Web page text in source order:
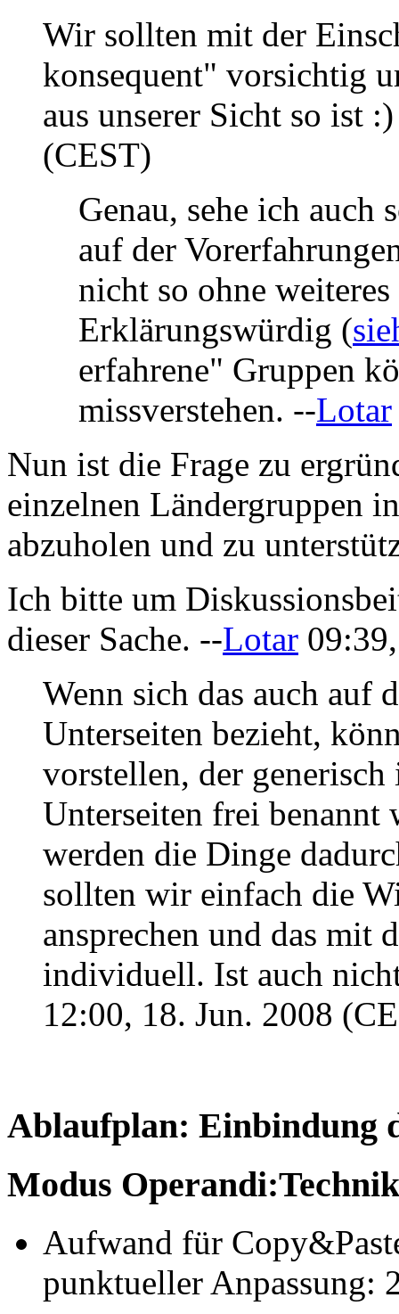
Wir sollten mit der
konsequent" vorsichtig
aus unserer Sicht so ist
(CEST)
Genau, sehe ich auch
auf der
nicht so ohne
Erklärungswürdig (
erfahrene" Gruppen
missverstehen. --Lotar
Nun ist die Frage zu
einzelnen Ländergruppen
abzuholen und zu
Ich bitte um
dieser Sache. --Lotar
Wenn sich das auch auf
Unterseiten bezieht,
vorstellen, der
Unterseiten frei benannt
werden die Dinge
sollten wir einfach die
ansprechen und das mit
individuell. Ist auch
12:00, 18. Jun. 2008
Ablaufplan: Einbindung
Modus Operandi:Technik
Aufwand für
punktueller Anpassung: